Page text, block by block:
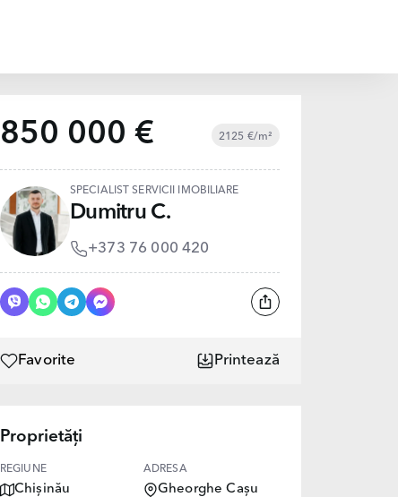
850 000 € 2125 €/m²
SPECIALIST SERVICII IMOBILIARE
Dumitru C.
+373 76 000 420
Favorite Printează
Proprietăți
REGIUNE
Chișinău
ADRESA
Gheorghe Cașu